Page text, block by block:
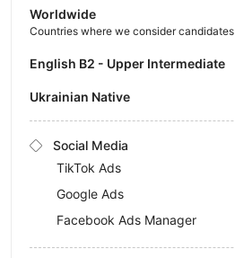
Worldwide
Countries where we consider candidates
English B2 - Upper Intermediate
Ukrainian Native
Social Media
TikTok Ads
Google Ads
Facebook Ads Manager